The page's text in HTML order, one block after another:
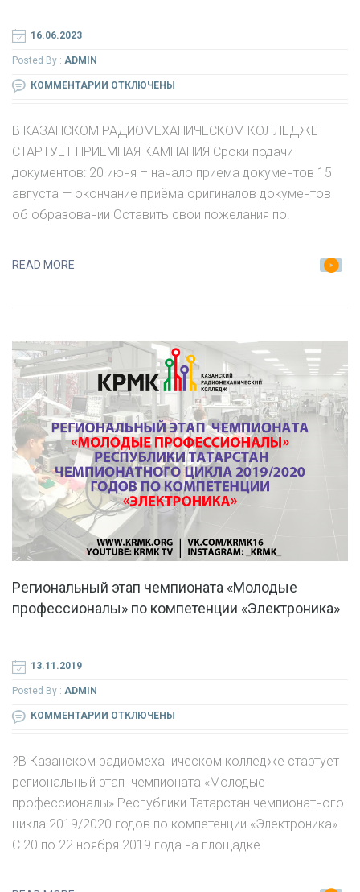
16.06.2023
Posted By : ADMIN
КОММЕНТАРИИ К
В
КАЗАНСКОМ
РАДИОМЕХАНИЧЕСКОМ
КОЛЛЕДЖЕ
СТАРТУЕТ
ОТКЛЮЧЕНЫ
В КАЗАНСКОМ РАДИОМЕХАНИЧЕСКОМ КОЛЛЕДЖЕ
СТАРТУЕТ ПРИЕМНАЯ КАМПАНИЯ Сроки подачи
документов: 20 июня – начало приема документов 15
августа — окончание приёма оригиналов документов
об образовании Оставить свои пожелания по.
READ MORE
Региональный этап​ ​чемпионата «Молодые
профессионалы» по компетенции «Электроника»
13.11.2019
Posted By : ADMIN
КОММЕНТАРИИ К
РЕГИОНАЛЬНЫЙ
ЭТАП​
ЧЕМПИОНАТА
«МОЛОДЫЕ
ОТКЛЮЧЕНЫ
?В Казанском радиомеханическом колледже стартует
региональный этап​ ​ чемпионата «Молодые
профессионалы» Республики Татарстан чемпионатного
цикла 2019/2020 годов по компетенции «Электроника».
С 20 по 22 ноября 2019 года на площадке.